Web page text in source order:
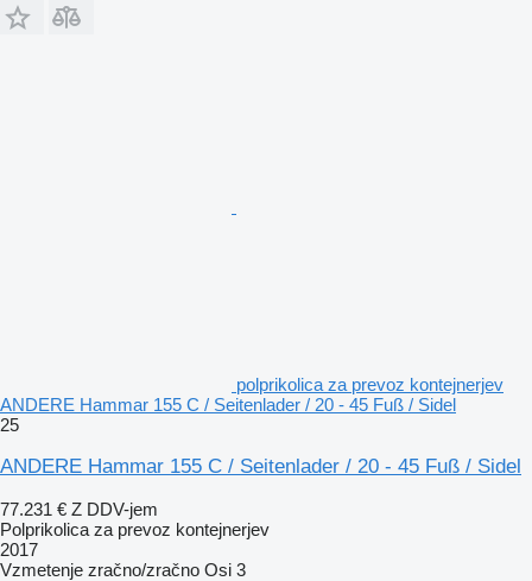
polprikolica za prevoz kontejnerjev
ANDERE Hammar 155 C / Seitenlader / 20 - 45 Fuß / Sidel
25
ANDERE Hammar 155 C / Seitenlader / 20 - 45 Fuß / Sidel
77.231 € Z DDV-jem
Polprikolica za prevoz kontejnerjev
2017
Vzmetenje zračno/zračno Osi 3